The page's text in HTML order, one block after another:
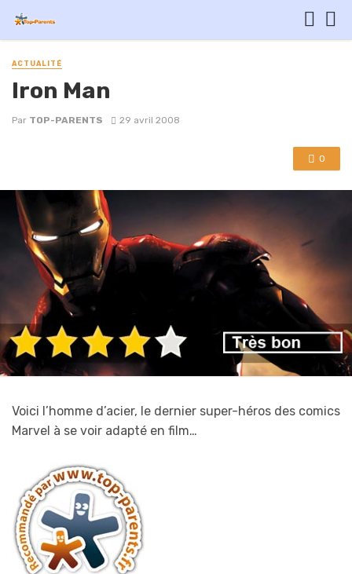
ACTUALITÉ
Iron Man
Par TOP-PARENTS 29 avril 2008
0
Voici l’homme d’acier, le dernier super-héros des comics
Marvel à se voir adapté en film…